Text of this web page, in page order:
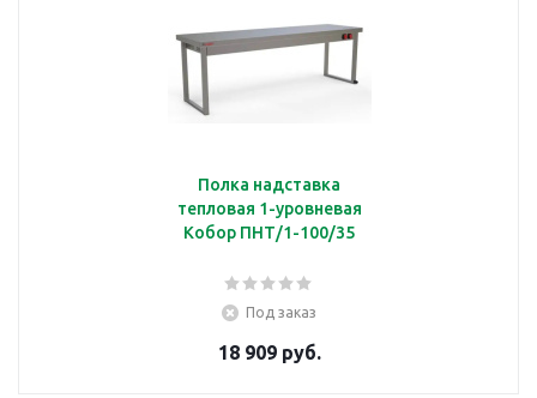
Полка надставка
тепловая 1-уровневая
Кобор ПНТ/1-100/35
Под заказ
18 909 руб.